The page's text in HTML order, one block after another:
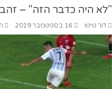
"לא היה כדבר הזה" –
דור טיטו 16 בספטמבר 2019